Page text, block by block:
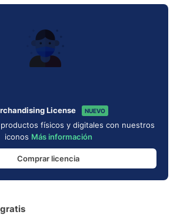
License NUEVO
físicos y digitales con nuestros
iconos Más información
Comprar licencia